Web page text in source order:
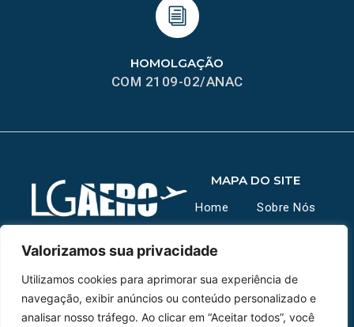
Valorizamos sua privacidade
Utilizamos cookies para aprimorar sua experiência de
navegação, exibir anúncios ou conteúdo personalizado e
analisar nosso tráfego. Ao clicar em “Aceitar todos”, você
HOMOLGAÇÃO
COM 2109-02/ANAC
MAPA DO SITE
Home Sobre Nós
Catálogo de Aplicações
Oficina de Mangueiras